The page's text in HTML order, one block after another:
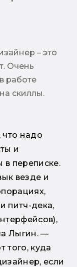
– это
Очень
работе
скиллы.
что надо
и
в переписке.
везде и
питч-дека,
Лыгин. —
того, куда
если